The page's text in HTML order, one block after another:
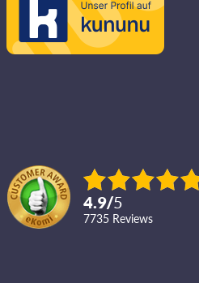
4.9/5
7735 reviews